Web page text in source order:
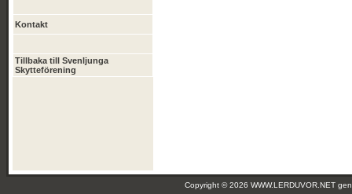
Kontakt
Tillbaka till Svenljunga
Skytteförening
Copyright © 2026 WWW.LERDUVOR.NET